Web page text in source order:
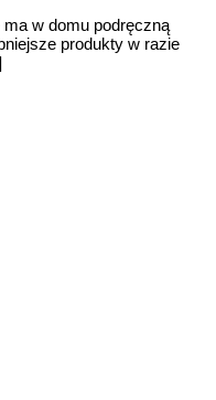
w domu podręczną
produkty w razie